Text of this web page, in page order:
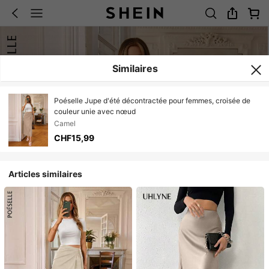
Similaires
Poéselle Jupe d'été décontractée pour femmes, croisée de
couleur unie avec nœud
Camel
CHF15,99
Articles similaires